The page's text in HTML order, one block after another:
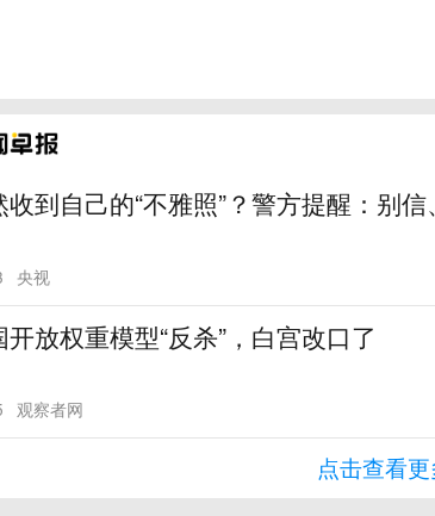
收到自己的“不雅照”？警方提醒：别
央视
开放权重模型“反杀”，白宫改口了
观察者网
点击查看更